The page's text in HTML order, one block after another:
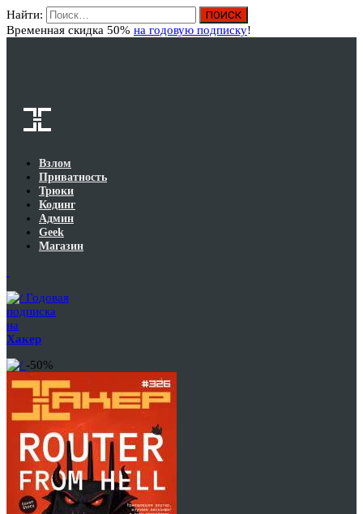
Найти:
Временная скидка 50% на годовую подписку!
Взлом
Приватность
Трюки
Кодинг
Админ
Geek
Магазин
Годовая
подписка
на
Хакер
-50%